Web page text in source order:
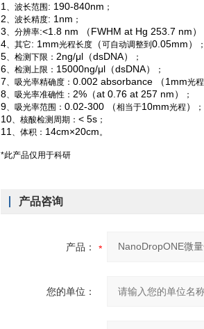
1 、波长范围 : 190-840nm ；
2、波长精度: 1nm ；
3、分辨率:<1.8 nm （FWHM at Hg 253.7 nm）
4、其它: 1mm光程长度 （可自动调整到 0.05mm） ；
5、检测下限： 2ng/μl（dsDNA） ；
6、检测上限： 15000ng/μl（dsDNA） ；
7、吸光率精确度： 0.002 absorbance （1mm光程
8、吸光率准确性： 2%（at 0.76 at 257 nm） ；
9、吸光率范围： 0.02-300 （相当于10mm光程 ） ；
10、核酸检测周期： < 5s ；
11 、体积： 14cm×20cm。
*此产品仅用于科研
产品咨询
产品：
您的单位：